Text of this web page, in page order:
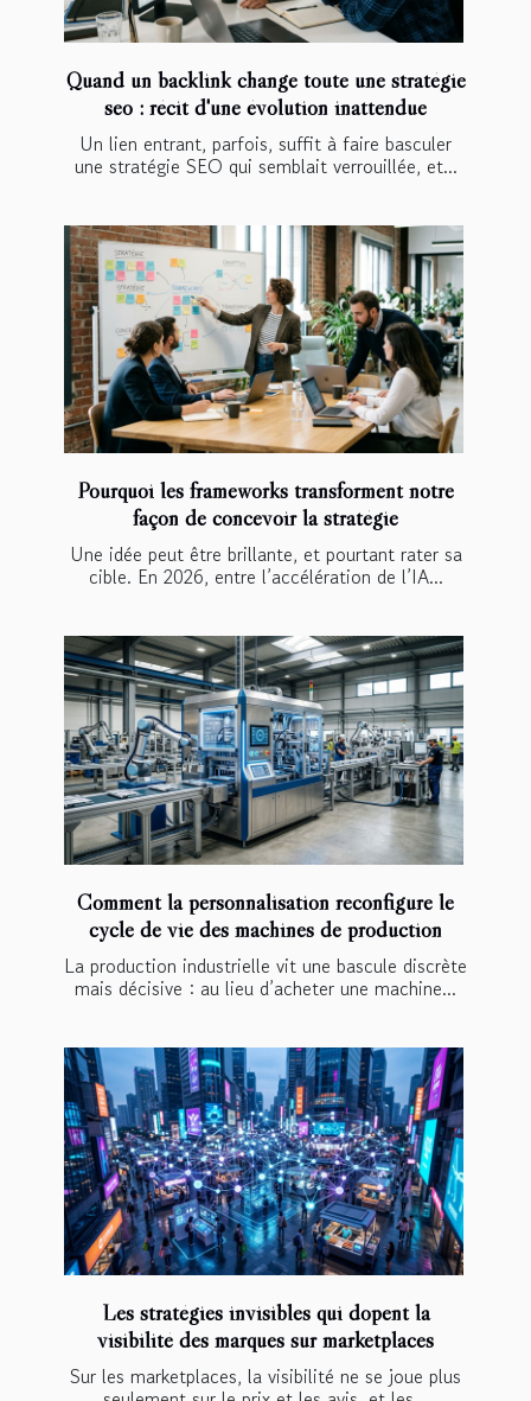
Quand un backlink change toute une stratégie
seo : récit d'une évolution inattendue
Un lien entrant, parfois, suffit à faire basculer
une stratégie SEO qui semblait verrouillée, et...
Pourquoi les frameworks transforment notre
façon de concevoir la stratégie
Une idée peut être brillante, et pourtant rater sa
cible. En 2026, entre l’accélération de l’IA...
Comment la personnalisation reconfigure le
cycle de vie des machines de production
La production industrielle vit une bascule discrète
mais décisive : au lieu d’acheter une machine...
Les stratégies invisibles qui dopent la
visibilité des marques sur marketplaces
Sur les marketplaces, la visibilité ne se joue plus